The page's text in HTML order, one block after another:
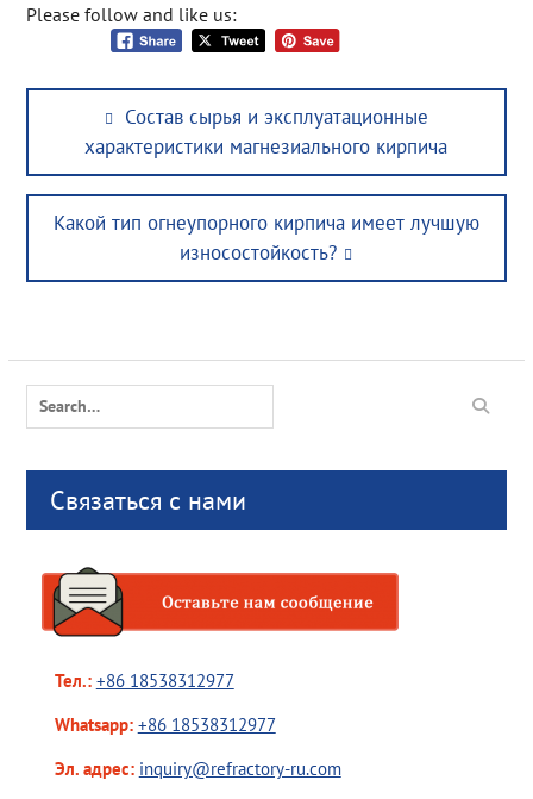
Please follow and like us:
Post
navigationPrevious
post:
Состав сырья и эксплуатационные
характеристики магнезиального кирпича
Next
Какой тип огнеупорного кирпича имеет лучшую
износостойкость?
Search
for:
Связаться с нами
Тел.: +86 18538312977
Whatsapp: +86 18538312977
Эл. адрес: inquiry@refractory-ru.com